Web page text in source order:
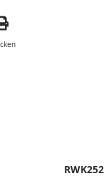
RWK252